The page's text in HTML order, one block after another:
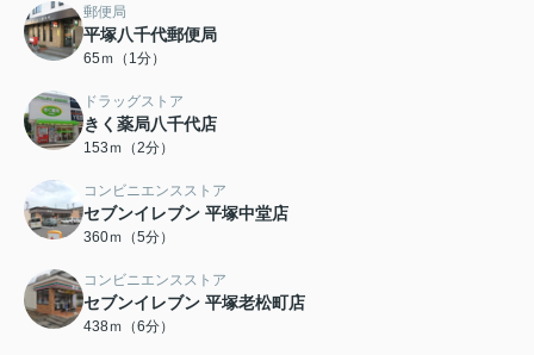
郵便局
平塚八千代郵便局
65ｍ（1分）
ドラッグストア
きく薬局八千代店
153ｍ（2分）
コンビニエンスストア
セブンイレブン 平塚中堂店
360ｍ（5分）
コンビニエンスストア
セブンイレブン 平塚老松町店
438ｍ（6分）